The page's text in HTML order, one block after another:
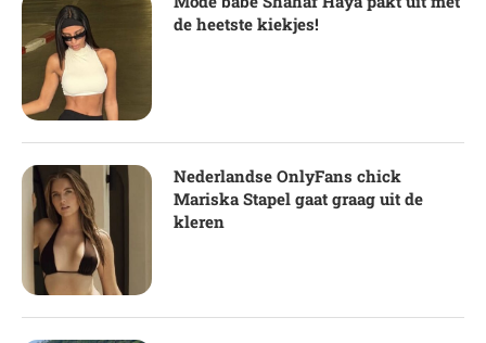
de heetste kiekjes!
Nederlandse OnlyFans chick
Mariska Stapel gaat graag uit de
kleren